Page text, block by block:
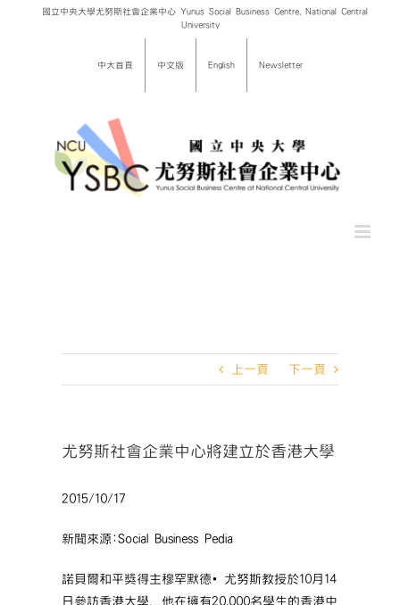
國立中央大學尤努斯社會企業中心 Yunus Social Business Centre, National Central
University
中大首頁 中文版 English Newsletter
上一頁 下一頁
尤努斯社會企業中心將建立於香港大學
2015/10/17
新聞來源:Social Business Pedia
諾貝爾和平獎得主穆罕默德‧尤努斯教授於10月14
日參訪香港大學，他在擁有20,000名學生的香港中